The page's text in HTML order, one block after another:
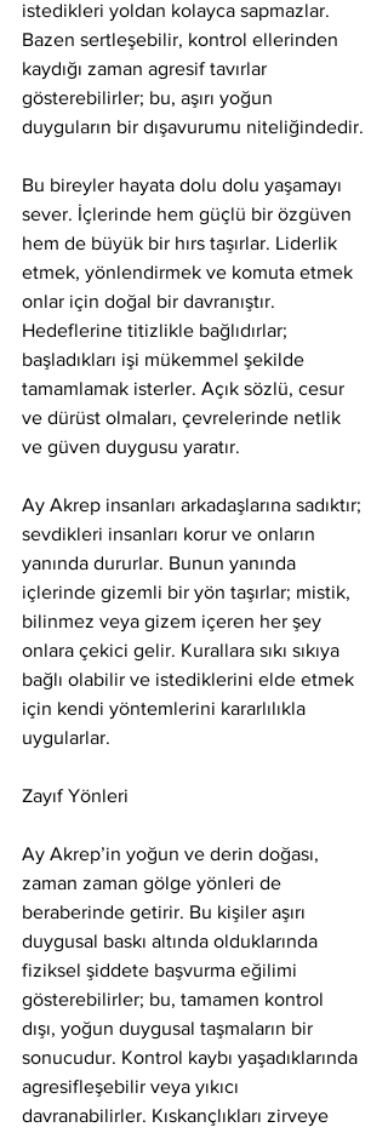
istedikleri yoldan kolayca sapmazlar.
Bazen sertleşebilir, kontrol ellerinden
kaydığı zaman agresif tavırlar
gösterebilirler; bu, aşırı yoğun
duyguların bir dışavurumu niteliğindedir.
Bu bireyler hayata dolu dolu yaşamayı
sever. İçlerinde hem güçlü bir özgüven
hem de büyük bir hırs taşırlar. Liderlik
etmek, yönlendirmek ve komuta etmek
onlar için doğal bir davranıştır.
Hedeflerine titizlikle bağlıdırlar;
başladıkları işi mükemmel şekilde
tamamlamak isterler. Açık sözlü, cesur
ve dürüst olmaları, çevrelerinde netlik
ve güven duygusu yaratır.
Ay Akrep insanları arkadaşlarına sadıktır;
sevdikleri insanları korur ve onların
yanında dururlar. Bunun yanında
içlerinde gizemli bir yön taşırlar; mistik,
bilinmez veya gizem içeren her şey
onlara çekici gelir. Kurallara sıkı sıkıya
bağlı olabilir ve istediklerini elde etmek
için kendi yöntemlerini kararlılıkla
uygularlar.
Zayıf Yönleri
Ay Akrep’in yoğun ve derin doğası,
zaman zaman gölge yönleri de
beraberinde getirir. Bu kişiler aşırı
duygusal baskı altında olduklarında
fiziksel şiddete başvurma eğilimi
gösterebilirler; bu, tamamen kontrol
dışı, yoğun duygusal taşmaların bir
sonucudur. Kontrol kaybı yaşadıklarında
agresifleşebilir veya yıkıcı
davranabilirler. Kıskançlıkları zirveye